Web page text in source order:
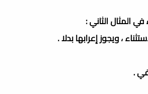
في المثال الثاني :
، ويجوز إعرابها بدلا .
.